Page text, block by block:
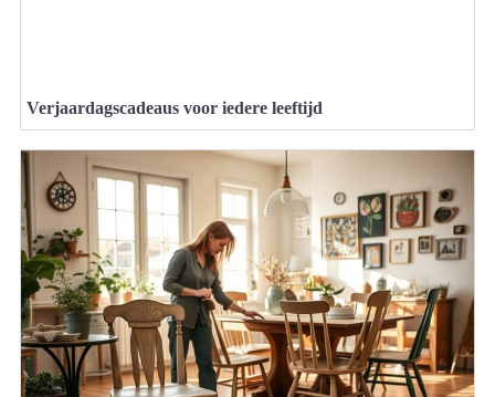
Verjaardagscadeaus voor iedere leeftijd